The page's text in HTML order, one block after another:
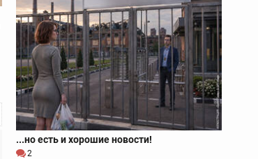
...но есть и хорошие новости!
2